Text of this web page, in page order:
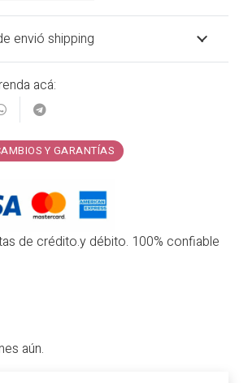
envió shipping
acá:
Y GARANTÍAS
de crédito.y débito. 100% confiable
aún.